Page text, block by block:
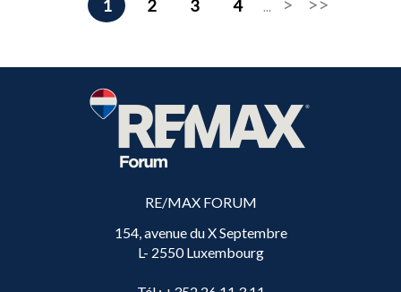
1 2 3 4 ...
RE/MAX FORUM
154, avenue du X Septembre
L- 2550 Luxembourg